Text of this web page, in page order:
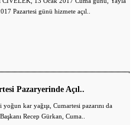
Pazartesi günü hizmete açıl..
Pazaryerinde Açıl..
kar yağışı, Cumartesi pazarını da
Recep Gürkan, Cuma..